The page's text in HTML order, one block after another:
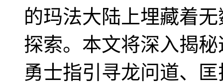
的玛法大陆上埋藏着
探索。本文将深入揭
勇士指引寻龙问道、